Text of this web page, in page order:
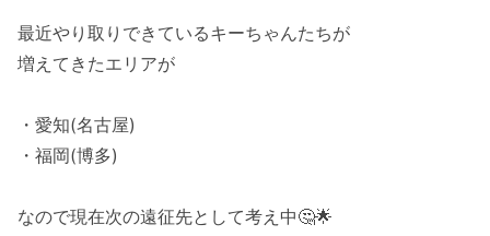
最近やり取りできているキーちゃんたちが
増えてきたエリアが
・愛知(名古屋)
・福岡(博多)
なので現在次の遠征先として考え中🤔🌟